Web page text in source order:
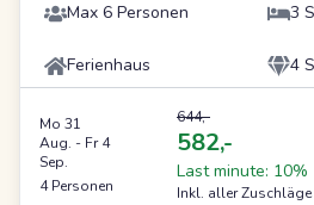
Max 6 Personen 3
Ferienhaus 4
644,-
582,-
Last minute: 10%
Inkl. aller Zuschläge
Mo 31
Aug. - Fr 4
Sep.
4 Personen